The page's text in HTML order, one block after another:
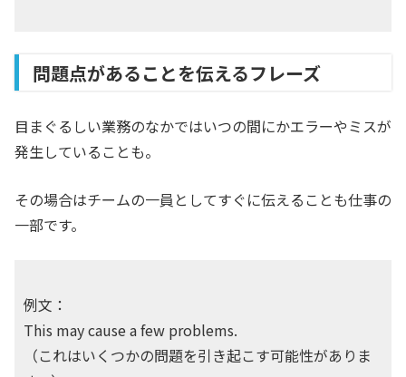
問題点があることを伝えるフレーズ
目まぐるしい業務のなかではいつの間にかエラーやミスが
発生していることも。
その場合はチームの一員としてすぐに伝えることも仕事の
一部です。
例文：
This may cause a few problems.
（これはいくつかの問題を引き起こす可能性がありま